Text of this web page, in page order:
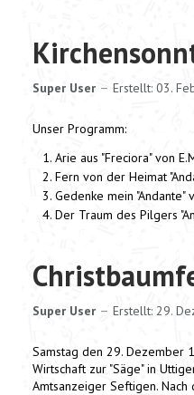
Super User Erstellt: 03.
Unser Programm:
Arie aus "Freciora" von
Fern von der Heimat
Gedenke mein "Andante"
Der Traum des Pilgers
Super User Erstellt: 29.
Samstag den 29. Dezember
Wirtschaft zur "Säge" in
Amtsanzeiger Seftigen.